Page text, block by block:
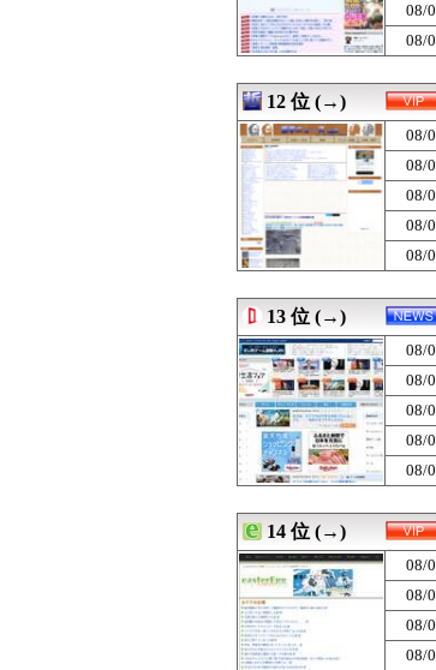
08/07 00:00
【
08/07 00:00
08/07 00:00
08/07 00:00
【
08/07 00:00
韓
08/07 00:00
08/07 00:00
08/07 00:00
【
08/06 23:59
韓
08/06 23:58
【
08/06 23:57
母
08/06 23:57
広
08/06 23:55
中
08/06 23:54
細
08/06 23:50
【
08/06 23:50
【
08/06 23:47
08/06 23:45
08/06 23:45
『
08/06 23:45
08/06 23:44
08/06 23:40
奥
08/06 23:40
【
08/06 23:40
08/06 23:39
【
08/06 23:39
新
08/06 23:38
08/06 23:37
【
08/06 23:33
【
08/
08/
12 位 (→)
08/
08/
08/
08/
08/
13 位 (→)
08/
08/
08/
08/
08/
14 位 (→)
08/
08/
08/
08/